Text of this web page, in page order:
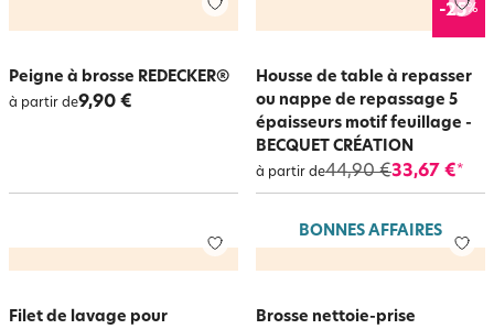
Peigne à brosse REDECKER®
à partir de9,90 €
-25%
Housse de table à repasser
ou nappe de repassage 5
épaisseurs motif feuillage -
BECQUET CRÉATION
à partir de44,90 €33,67 €*
Filet de lavage pour
BONNES AFFAIRES
Brosse nettoie-prise